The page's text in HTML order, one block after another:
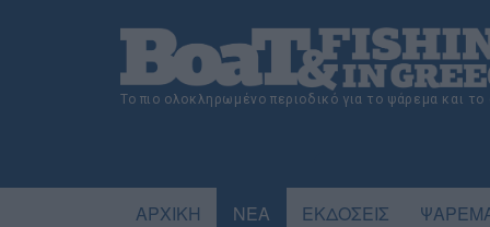
Το πιο ολοκληρωμένο περιοδικό για το ψάρεμα και
ΑΡΧΙΚΗ ΝΕΑ ΕΚΔΟΣΕΙΣ